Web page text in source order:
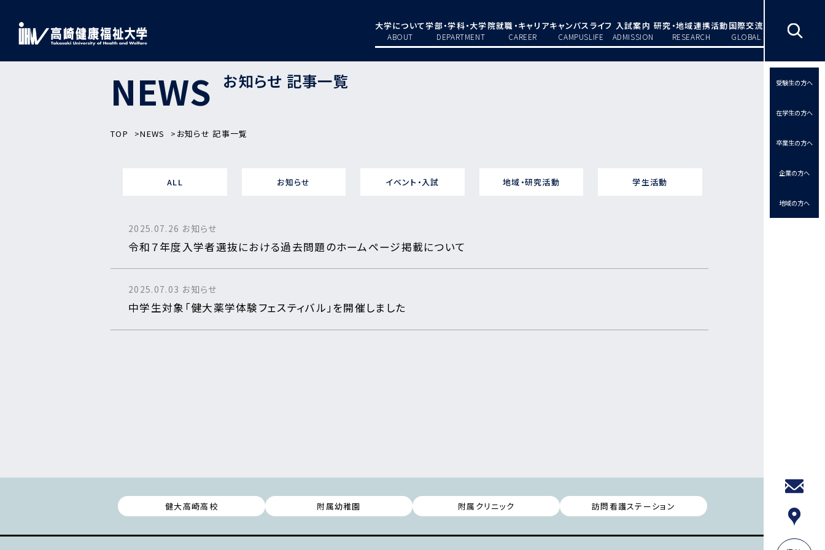
大学について
ABOUT
学部・学科・大学院
DEPARTMENT
就職・キャリア
CAREER
キャンパスライフ
CAMPUSLIFE
入試案内
ADMISSION
研究・地域連携活動
RESEARCH
国際交流
GLOBAL
受験生の方へ
在学生の方へ
卒業生の方へ
企業の方へ
地域の方へ
NEWS お知らせ 記事一覧
TOP NEWS お知らせ 記事一覧
ALL お知らせ イベント・入試 地域・研究活動 学生活動
2025.07.26 お知らせ
令和７年度入学者選抜における過去問題のホームページ掲載について
2025.07.03 お知らせ
中学生対象「健大薬学体験フェスティバル」を開催しました
健大高崎高校 附属幼稚園 附属クリニック 訪問看護ステーション